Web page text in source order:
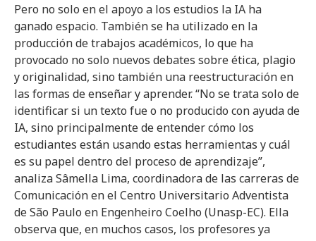
Pero no solo en el apoyo a los estudios la IA ha
ganado espacio. También se ha utilizado en la
producción de trabajos académicos, lo que ha
provocado no solo nuevos debates sobre ética, plagio
y originalidad, sino también una reestructuración en
las formas de enseñar y aprender. “No se trata solo de
identificar si un texto fue o no producido con ayuda de
IA, sino principalmente de entender cómo los
estudiantes están usando estas herramientas y cuál
es su papel dentro del proceso de aprendizaje”,
analiza Sâmella Lima, coordinadora de las carreras de
Comunicación en el Centro Universitario Adventista
de São Paulo en Engenheiro Coelho (Unasp-EC). Ella
observa que, en muchos casos, los profesores ya